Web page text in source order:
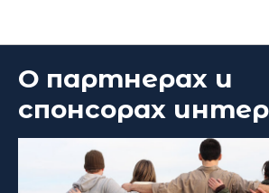
О партнерах и
спонсорах